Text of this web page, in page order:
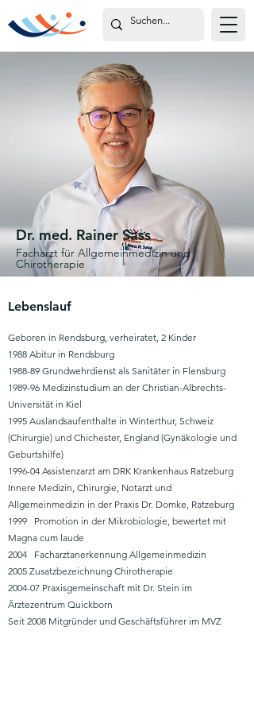
Dr. med. Rainer Sass
Facharzt für Allgemeinmedizin und
Chirotherapie
Lebenslauf
Geboren in Rendsburg, verheiratet, 2 Kinder
1988 Abitur in Rendsburg
1988-89 Grundwehrdienst als Sanitäter in Flensburg
1989-96 Medizinstudium an der Christian-Albrechts-
Universität in Kiel
1995 Auslandsaufenthalte in Winterthur, Schweiz
(Chirurgie) und Chichester, England (Gynäkologie und
Geburtshilfe)
1996-04 Assistenzarzt am DRK Krankenhaus Ratzeburg
Innere Medizin, Chirurgie, Notarzt und
Allgemeinmedizin in der Praxis Dr. Domke, Ratzeburg
1999 Promotion in der Mikrobiologie, bewertet mit
Magna cum laude
2004 Facharztanerkennung Allgemeinmedizin
2005 Zusatzbezeichnung Chirotherapie
2004-07 Praxisgemeinschaft mit Dr. Stein im
Ärztezentrum Quickborn
Seit 2008 Mitgründer und Geschäftsführer im MVZ